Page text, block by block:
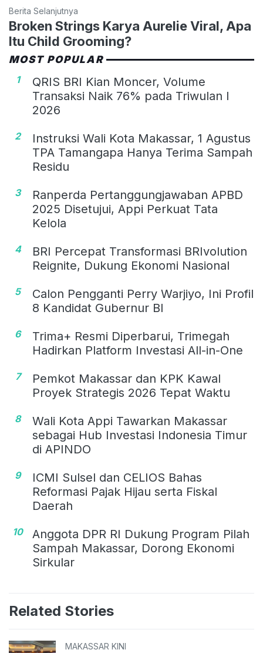
Berita Selanjutnya
Broken Strings Karya Aurelie Viral, Apa
Itu Child Grooming?
MOST POPULAR
1
QRIS BRI Kian Moncer, Volume
Transaksi Naik 76% pada Triwulan I
2026
2
Instruksi Wali Kota Makassar, 1 Agustus
TPA Tamangapa Hanya Terima Sampah
Residu
3
Ranperda Pertanggungjawaban APBD
2025 Disetujui, Appi Perkuat Tata
Kelola
4
BRI Percepat Transformasi BRIvolution
Reignite, Dukung Ekonomi Nasional
5
Calon Pengganti Perry Warjiyo, Ini Profil
8 Kandidat Gubernur BI
6
Trima+ Resmi Diperbarui, Trimegah
Hadirkan Platform Investasi All-in-One
7
Pemkot Makassar dan KPK Kawal
Proyek Strategis 2026 Tepat Waktu
8
Wali Kota Appi Tawarkan Makassar
sebagai Hub Investasi Indonesia Timur
di APINDO
9
ICMI Sulsel dan CELIOS Bahas
Reformasi Pajak Hijau serta Fiskal
Daerah
10
Anggota DPR RI Dukung Program Pilah
Sampah Makassar, Dorong Ekonomi
Sirkular
Related Stories
MAKASSAR KINI